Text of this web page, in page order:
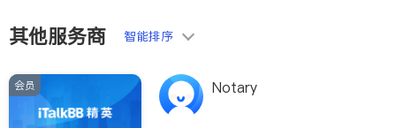
建筑装修North York
Brampton
Kitchener
Newmarket
其他服务商 智能排序
会员 Notary